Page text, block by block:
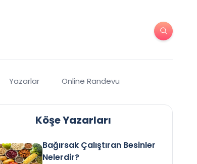
Yazarlar Online Randevu
Köşe Yazarları
Bağırsak Çalıştıran Besinler
Nelerdir?